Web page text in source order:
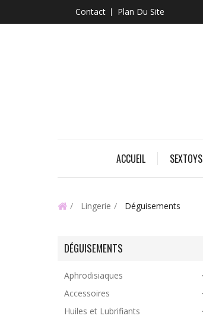
Contact Plan Du Site
ACCUEIL SEXTOYS
Lingerie Déguisements
DÉGUISEMENTS
Aphrodisiaques
Accessoires
Huiles et Lubrifiants